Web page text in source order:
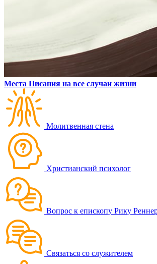
Места Писания на все случаи жизни
Молитвенная стена
Христианский психолог
Вопрос к епископу Рику
Связаться со служителем